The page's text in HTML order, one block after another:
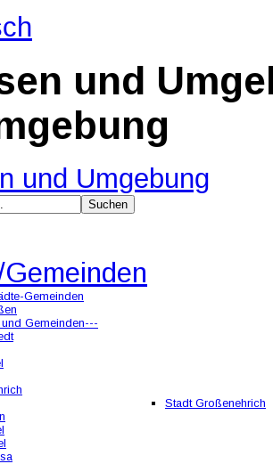
und
Gemeinden
Gemeinden---
Stadt Großenehrich